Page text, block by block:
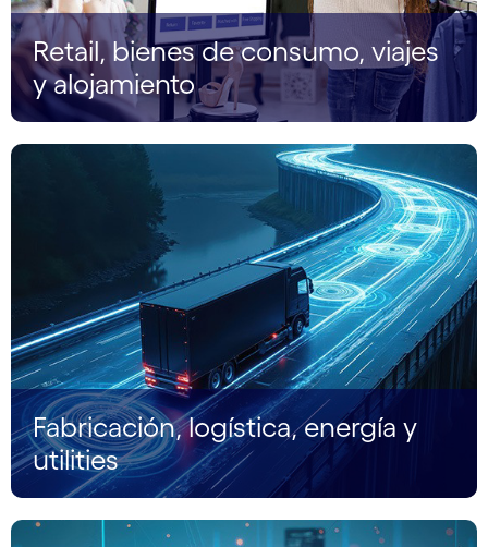
Retail, bienes de consumo, viajes
y alojamiento
Fabricación, logística, energía y
utilities